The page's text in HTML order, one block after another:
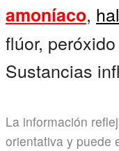
amoníaco,
flúor,
Sustancias
La información
orientativa y puede